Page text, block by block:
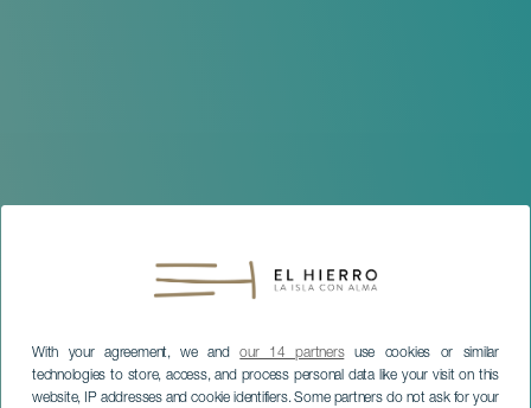
With your agreement, we andour 14 partnersuse cookies or similar
technologies to store, access, and process personal data like your visit on this
website, IP addresses and cookie identifiers. Some partners do not ask for your